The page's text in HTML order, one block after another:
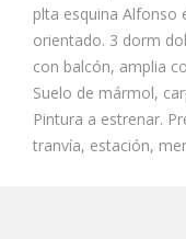
plta esquina Alfonso
orientado. 3 dorm
con balcón, amplia
Suelo de mármol,
Pintura a estrenar.
tranvía, estación,